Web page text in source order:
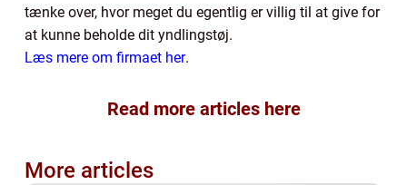
tænke over, hvor meget du egentlig er villig til at give for
at kunne beholde dit yndlingstøj.
Læs mere om firmaet her.
Read more articles here
More articles